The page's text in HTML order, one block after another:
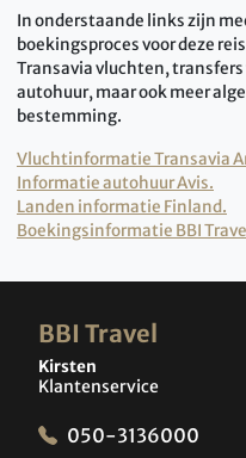
In onderstaande links zijn
boekingsproces voor deze
Transavia vluchten,
autohuur, maar ook meer
bestemming.
Vluchtinformatie Transavia
Informatie autohuur Avis.
Landen informatie Finland.
Boekingsinformatie BBI
BBI Travel
Kirsten
Klantenservice
050-3136000